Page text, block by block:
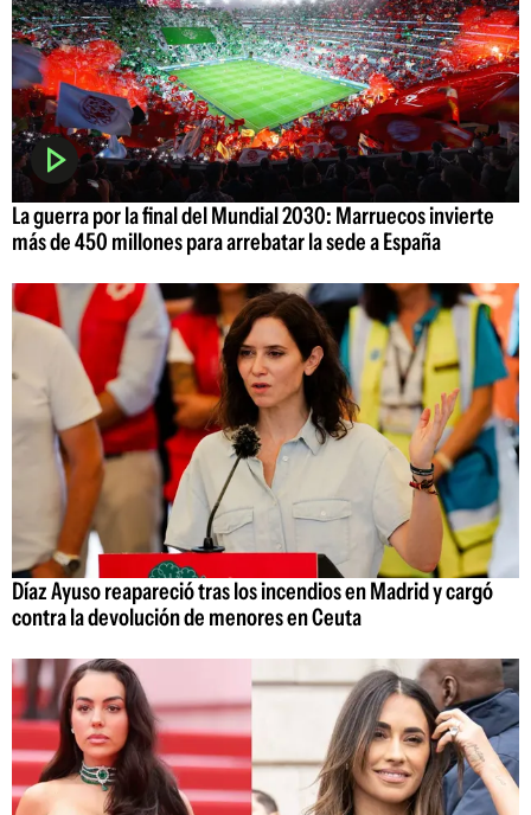
La guerra por la final del Mundial 2030: Marruecos invierte
más de 450 millones para arrebatar la sede a España
Díaz Ayuso reapareció tras los incendios en Madrid y cargó
contra la devolución de menores en Ceuta